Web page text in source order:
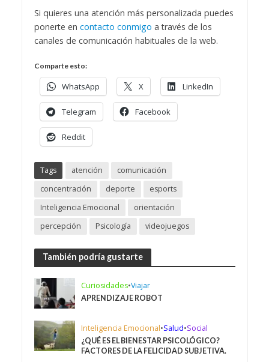
Si quieres una atención más personalizada puedes
ponerte en contacto conmigo a través de los
canales de comunicación habituales de la web.
Comparte esto:
WhatsApp X LinkedIn
Telegram Facebook
Reddit
Tags atención
comunicación
concentración
deporte
esports
Inteligencia Emocional
orientación
percepción
Psicología videojuegos
También podría gustarte
Curiosidades•Viajar
APRENDIZAJE ROBOT
Inteligencia Emocional•Salud•Social
¿QUÉ ES EL BIENESTAR PSICOLÓGICO?
FACTORES DE LA FELICIDAD SUBJETIVA.